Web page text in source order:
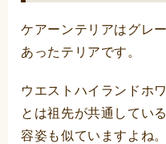
ケアーンテリアはグレ
あったテリアです。
ウエストハイランドホ
とは祖先が共通してい
容姿も似ていますよね